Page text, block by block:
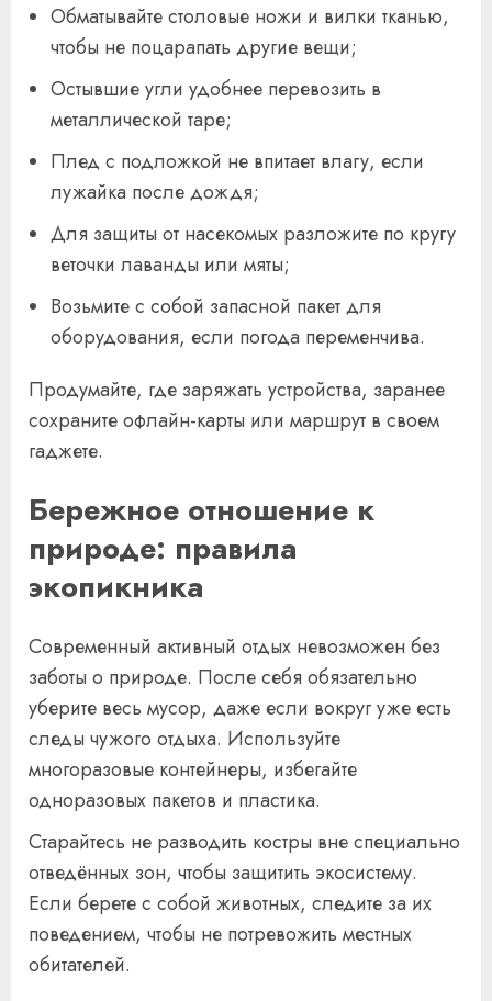
Обматывайте столовые ножи и вилки тканью,
чтобы не поцарапать другие вещи;
Остывшие угли удобнее перевозить в
металлической таре;
Плед с подложкой не впитает влагу, если
лужайка после дождя;
Для защиты от насекомых разложите по кругу
веточки лаванды или мяты;
Возьмите с собой запасной пакет для
оборудования, если погода переменчива.
Продумайте, где заряжать устройства, заранее
сохраните офлайн-карты или маршрут в своем
гаджете.
Бережное отношение к
природе: правила
экопикника
Современный активный отдых невозможен без
заботы о природе. После себя обязательно
уберите весь мусор, даже если вокруг уже есть
следы чужого отдыха. Используйте
многоразовые контейнеры, избегайте
одноразовых пакетов и пластика.
Старайтесь не разводить костры вне специально
отведённых зон, чтобы защитить экосистему.
Если берете с собой животных, следите за их
поведением, чтобы не потревожить местных
обитателей.